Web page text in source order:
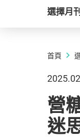
選擇月刊
首頁
2025.02
營
迷